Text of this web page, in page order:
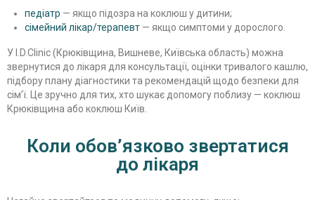
педіатр — якщо підозра на коклюш у дитини;
сімейний лікар/терапевт — якщо симптоми у дорослого.
У I.D.Clinic (Крюківщина, Вишневе, Київська область) можна
звернутися до лікаря для консультації, оцінки тривалого кашлю,
підбору плану діагностики та рекомендацій щодо безпеки для
сім’ї. Це зручно для тих, хто шукає допомогу поблизу — коклюш
Крюківщина або коклюш Київ.
Коли обов’язково звертатися
до лікаря